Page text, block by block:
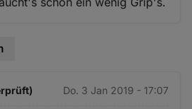
Do. 3 Jan 2019 - 17:07